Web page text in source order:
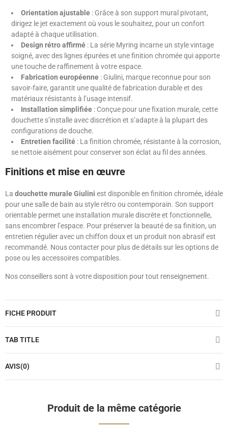
Orientation ajustable : Grâce à son support mural pivotant,
dirigez le jet exactement où vous le souhaitez, pour un confort
adapté à chaque utilisation.
Design rétro affirmé : La série Myring incarne un style vintage
soigné, avec des lignes épurées et une finition chromée qui apporte
une touche de raffinement à votre espace.
Fabrication européenne : Giulini, marque reconnue pour son
savoir-faire, garantit une qualité de fabrication durable et des
matériaux résistants à l’usage intensif.
Installation simplifiée : Conçue pour une fixation murale, cette
douchette s’installe avec discrétion et s’adapte à la plupart des
configurations de douche.
Entretien facilité : La finition chromée, résistante à la corrosion,
se nettoie aisément pour conserver son éclat au fil des années.
Finitions et mise en œuvre
La douchette murale Giulini est disponible en finition chromée, idéale
pour une salle de bain au style rétro ou contemporain. Son support
orientable permet une installation murale discrète et fonctionnelle,
sans encombrer l’espace. Pour préserver la beauté de sa finition, un
entretien régulier avec un chiffon doux et un produit non abrasif est
recommandé. Nous contacter pour plus de détails sur les options de
pose ou les accessoires compatibles.
Nos conseillers sont à votre disposition pour tout renseignement.
FICHE PRODUIT
TAB TITLE
AVIS(0)
Produit de la même catégorie